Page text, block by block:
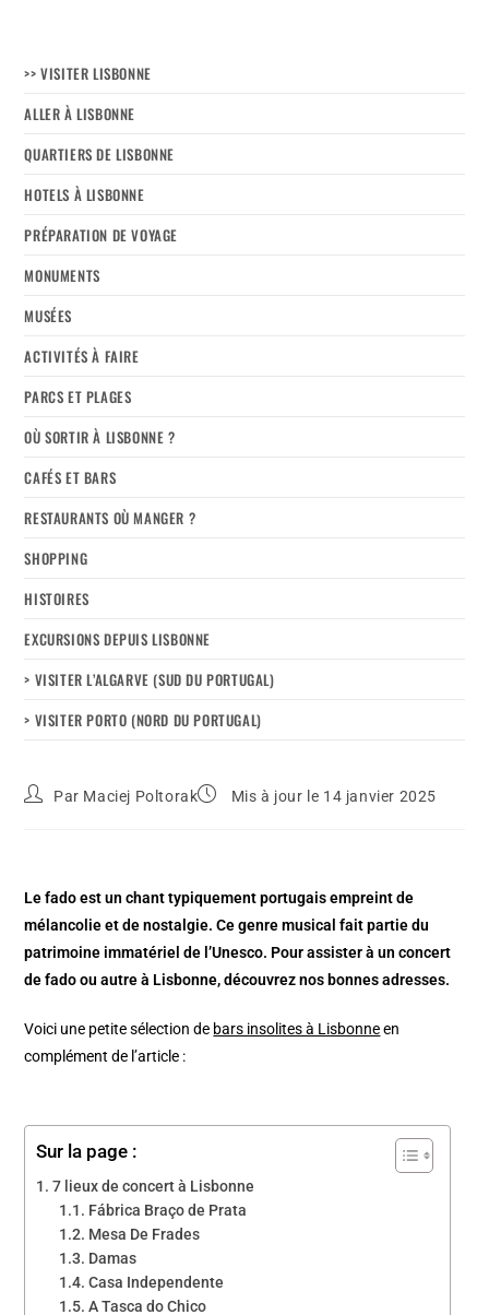
>> VISITER LISBONNE
ALLER À LISBONNE
QUARTIERS DE LISBONNE
HOTELS À LISBONNE
PRÉPARATION DE VOYAGE
MONUMENTS
MUSÉES
ACTIVITÉS À FAIRE
PARCS ET PLAGES
OÙ SORTIR À LISBONNE ?
CAFÉS ET BARS
RESTAURANTS OÙ MANGER ?
SHOPPING
HISTOIRES
EXCURSIONS DEPUIS LISBONNE
> VISITER L’ALGARVE (SUD DU PORTUGAL)
> VISITER PORTO (NORD DU PORTUGAL)
Par Maciej Poltorak Mis à jour le 14 janvier 2025
Le fado est un chant typiquement portugais empreint de
mélancolie et de nostalgie. Ce genre musical fait partie du
patrimoine immatériel de l’Unesco. Pour assister à un concert
de fado ou autre à Lisbonne, découvrez nos bonnes adresses.
Voici une petite sélection de bars insolites à Lisbonneen
complément de l’article :
Sur la page :
7 lieux de concert à Lisbonne
Fábrica Braço de Prata
Mesa De Frades
Damas
Casa Independente
A Tasca do Chico